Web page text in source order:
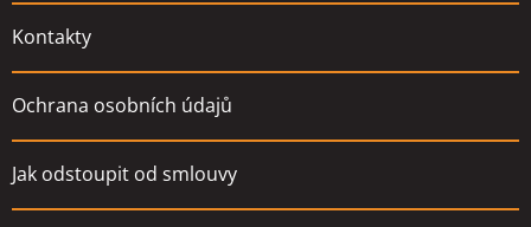
Kontakty
Ochrana osobních údajů
Jak odstoupit od smlouvy